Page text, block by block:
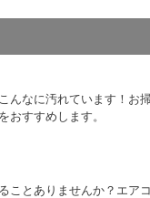
んなに汚れています！お
おすすめします。
ことありませんか？エ